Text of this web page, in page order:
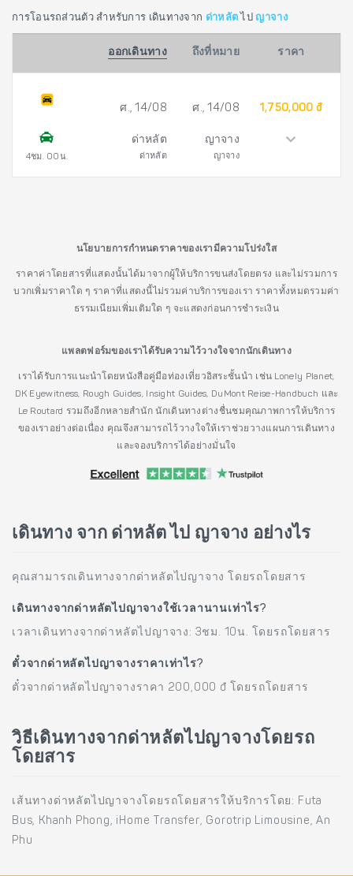
การโอนรถส่วนตัว สำหรับการ เดินทางจาก ด่าหลัต ไปญาจาง
ออกเดินทาง ถึงที่หมาย ราคา
4ชม. 00น.
ศ., 14/08
ด่าหลัต
ด่าหลัต
ศ., 14/08
ญาจาง
ญาจาง
1,750,000 đ
นโยบายการกำหนดราคาของเรามีความโปร่งใส
ราคาค่าโดยสารที่แสดงนั้นได้มาจากผู้ให้บริการขนส่งโดยตรง และไม่รวมการ
บวกเพิ่มราคาใด ๆ ราคาที่แสดงนี้ไม่รวมค่าบริการของเรา ราคาทั้งหมดรวมค่า
ธรรมเนียมเพิ่มเติมใด ๆ จะแสดงก่อนการชำระเงิน
แพลตฟอร์มของเราได้รับความไว้วางใจจากนักเดินทาง
เราได้รับการแนะนำโดยหนังสือคู่มือท่องเที่ยวอิสระชั้นนำ เช่น Lonely Planet,
DK Eyewitness, Rough Guides, Insight Guides, DuMont Reise-Handbuch และ
Le Routard รวมถึงอีกหลายสำนัก นักเดินทางต่างชื่นชมคุณภาพการให้บริการ
ของเราอย่างต่อเนื่อง คุณจึงสามารถไว้วางใจให้เราช่วยวางแผนการเดินทาง
และจองบริการได้อย่างมั่นใจ
เดินทาง จาก ด่าหลัต ไป ญาจาง อย่างไร
คุณสามารถเดินทางจากด่าหลัตไปญาจาง โดยรถโดยสาร
เดินทางจากด่าหลัตไปญาจางใช้เวลานานเท่าไร?
เวลาเดินทางจากด่าหลัตไปญาจาง: 3ชม. 10น. โดยรถโดยสาร
ตั๋วจากด่าหลัตไปญาจางราคาเท่าไร?
ตั๋วจากด่าหลัตไปญาจางราคา 200,000 đ โดยรถโดยสาร
วิธีเดินทางจากด่าหลัตไปญาจางโดยรถ
โดยสาร
เส้นทางด่าหลัตไปญาจางโดยรถโดยสารให้บริการโดย: Futa
Bus, Khanh Phong, iHome Transfer, Gorotrip Limousine, An
Phu